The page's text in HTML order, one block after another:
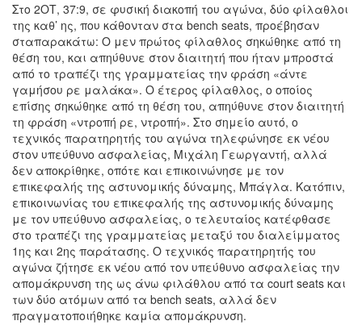
Στο 2ΟΤ, 37:9, σε φυσική διακοπή του αγώνα, δύο φίλαθλοι
της καθ’ ης, που κάθονταν στα bench seats, προέβησαν
σταπαρακάτω: Ο μεν πρώτος φίλαθλος σηκώθηκε από τη
θέση του, και απηύθυνε στον διαιτητή που ήταν μπροστά
από το τραπέζι της γραμματείας την φράση «άντε
γαμήσου ρε μαλάκα». Ο έτερος φίλαθλος, ο οποίος
επίσης σηκώθηκε από τη θέση του, απηύθυνε στον διαιτητή
τη φράση «ντροπή ρε, ντροπή». Στο σημείο αυτό, ο
τεχνικός παρατηρητής του αγώνα τηλεφώνησε εκ νέου
στον υπεύθυνο ασφαλείας, Μιχάλη Γεωργαντή, αλλά
δεν αποκρίθηκε, οπότε και επικοινώνησε με τον
επικεφαλής της αστυνομικής δύναμης, Μπάγλα. Κατόπιν,
επικοινωνίας του επικεφαλής της αστυνομικής δύναμης
με τον υπεύθυνο ασφαλείας, ο τελευταίος κατέφθασε
στο τραπέζι της γραμματείας μεταξύ του διαλείμματος
1ης και 2ης παράτασης. Ο τεχνικός παρατηρητής του
αγώνα ζήτησε εκ νέου από τον υπεύθυνο ασφαλείας την
απομάκρυνση της ως άνω φιλάθλου από τα court seats και
των δύο ατόμων από τα bench seats, αλλά δεν
πραγματοποιήθηκε καμία απομάκρυνση.